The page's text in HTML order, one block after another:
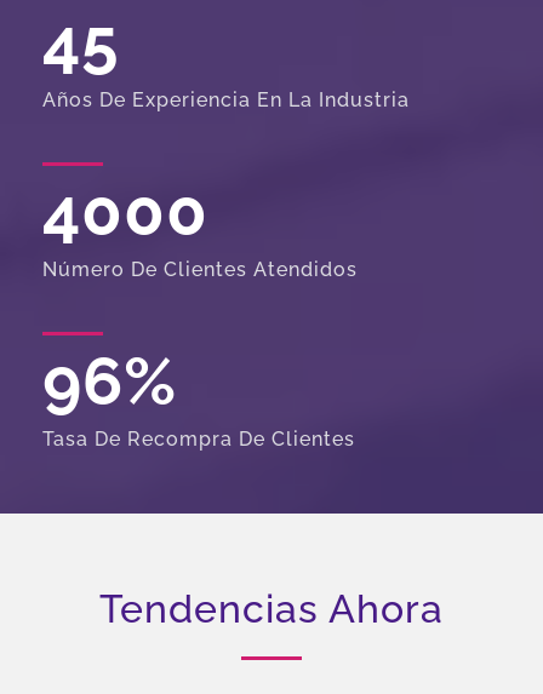
45
Años De Experiencia En La Industria
4000
Número De Clientes Atendidos
96%
Tasa De Recompra De Clientes
Tendencias Ahora